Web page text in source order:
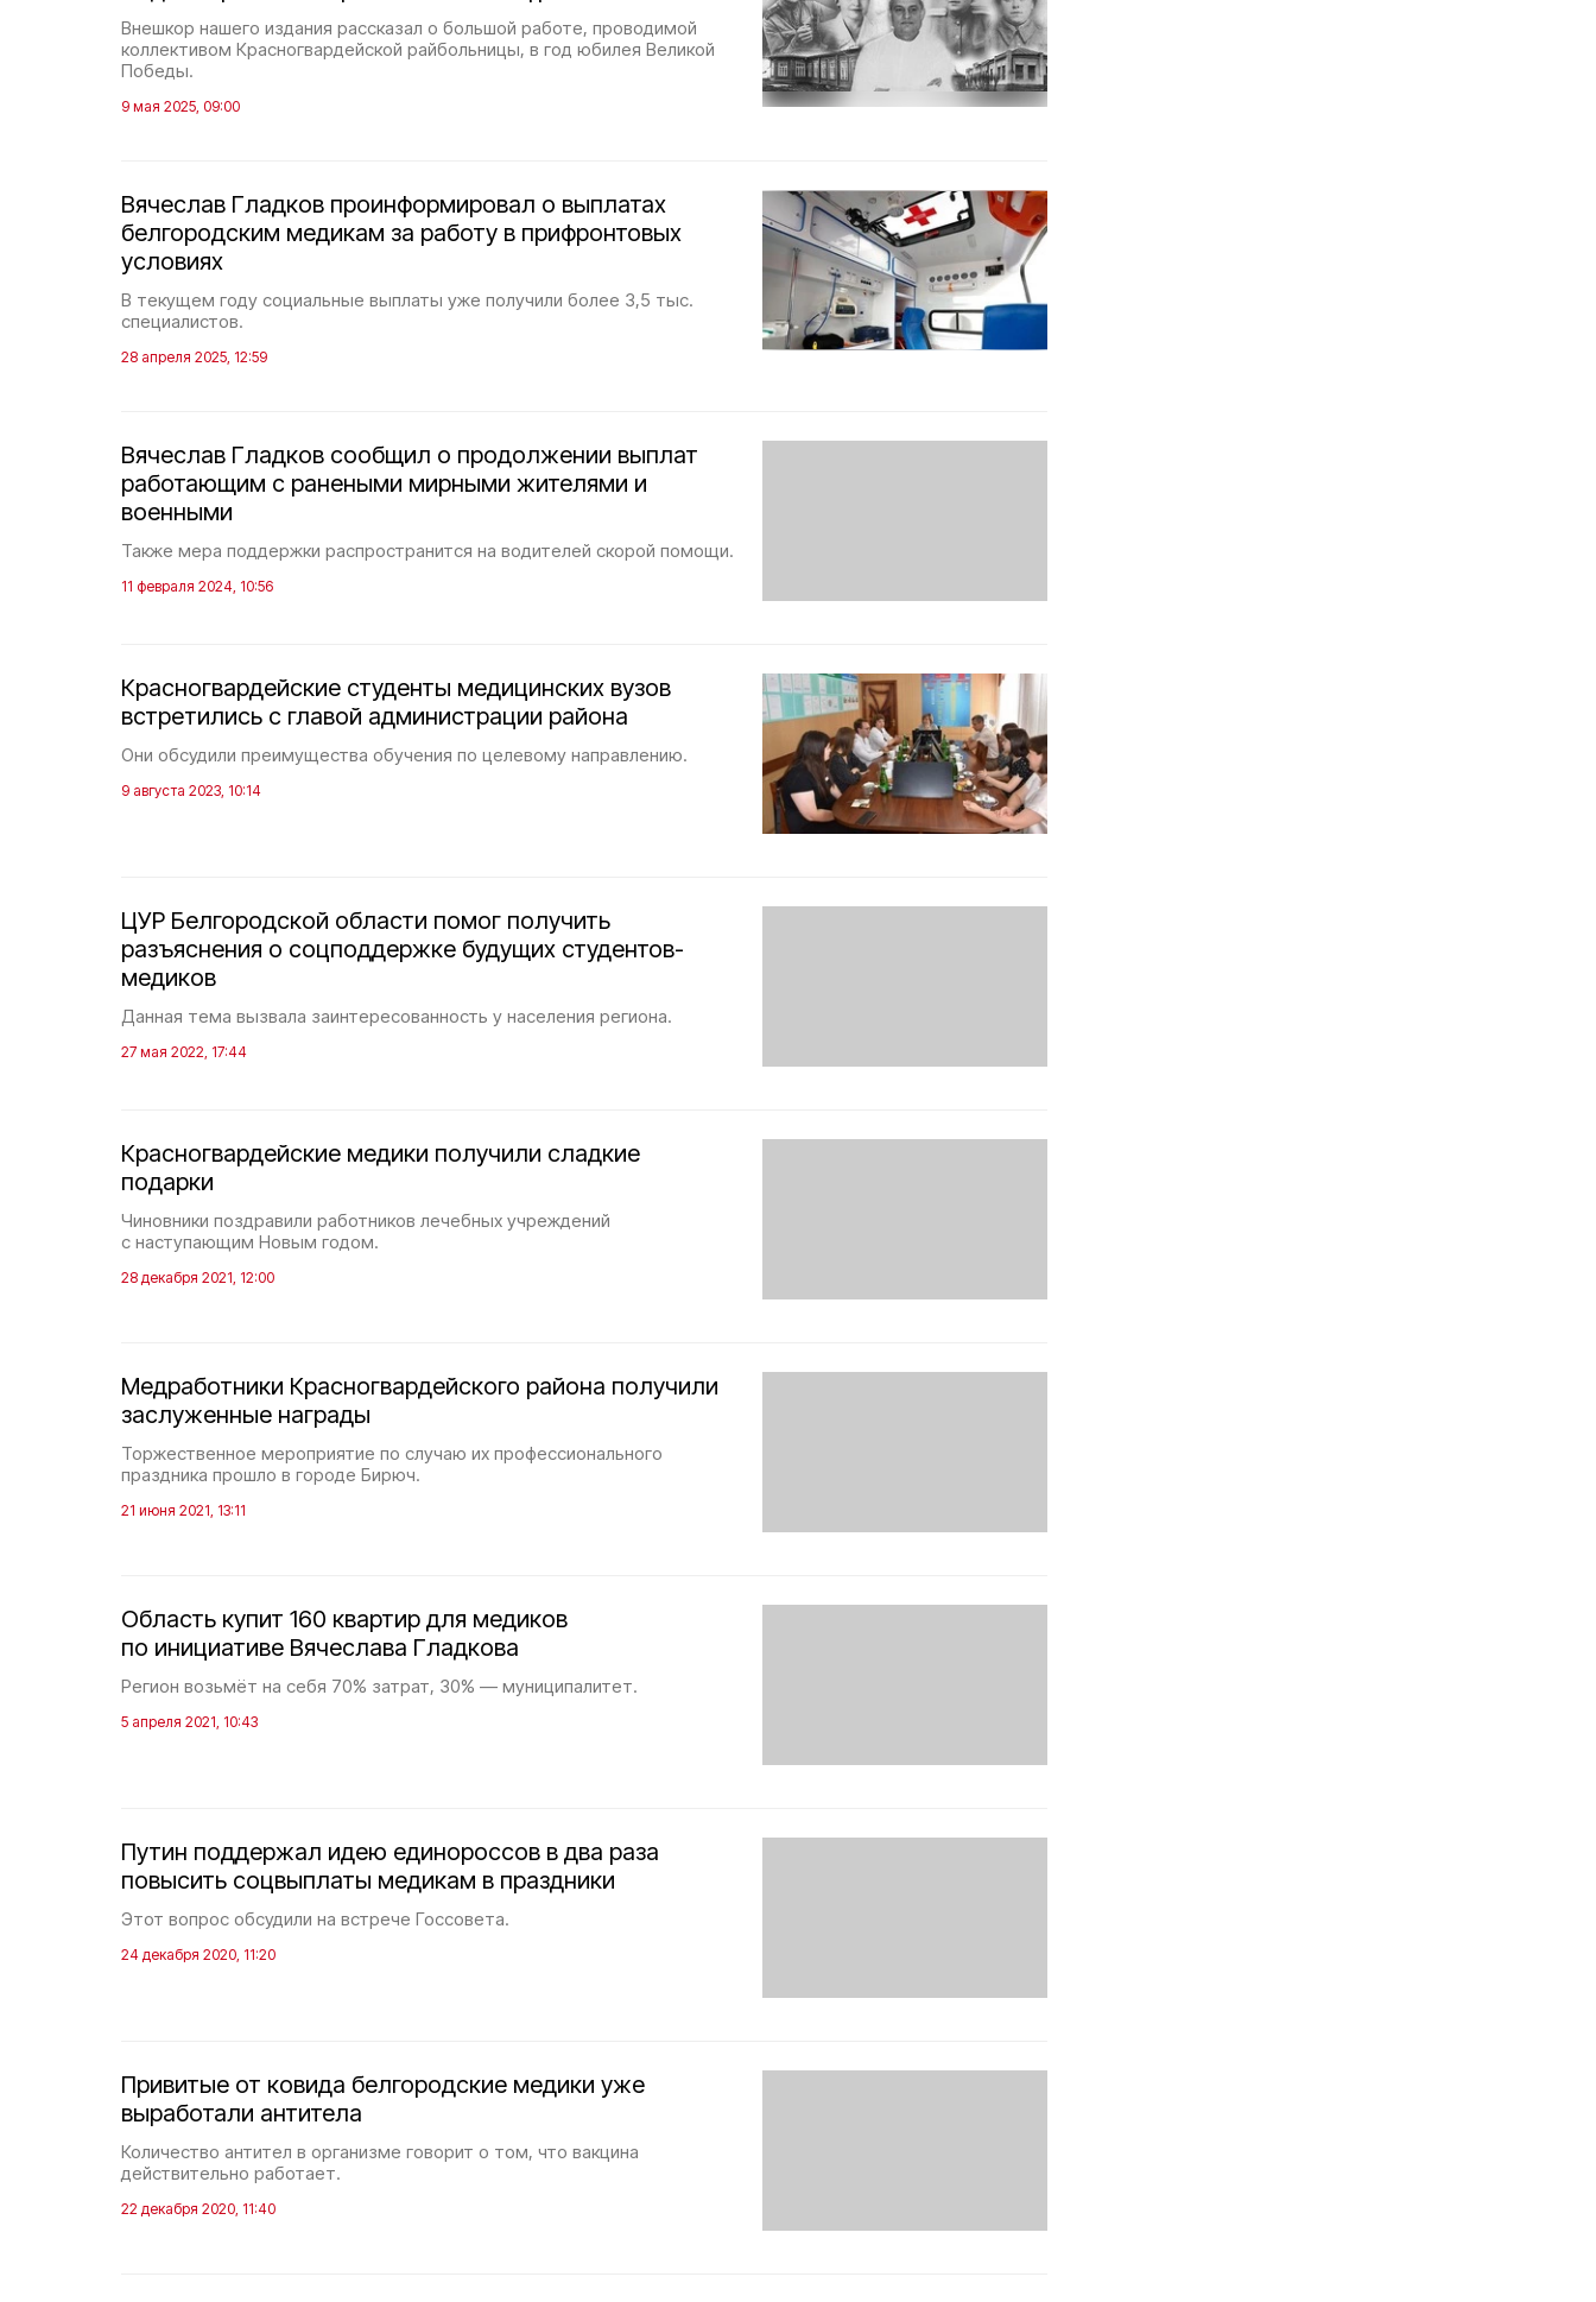
Внешкор нашего издания рассказал о большой работе, проводимой
коллективом Красногвардейской райбольницы, в год юбилея Великой
Победы.
9 мая 2025, 09:00
Вячеслав Гладков проинформировал о выплатах
белгородским медикам за работу в прифронтовых
условиях
В текущем году социальные выплаты уже получили более 3,5 тыс.
специалистов.
28 апреля 2025, 12:59
Вячеслав Гладков сообщил о продолжении выплат
работающим с ранеными мирными жителями и
военными
Также мера поддержки распространится на водителей скорой помощи.
11 февраля 2024, 10:56
Красногвардейские студенты медицинских вузов
встретились с главой администрации района
Они обсудили преимущества обучения по целевому направлению.
9 августа 2023, 10:14
ЦУР Белгородской области помог получить
разъяснения о соцподдержке будущих студентов-
медиков
Данная тема вызвала заинтересованность у населения региона.
27 мая 2022, 17:44
Красногвардейские медики получили сладкие
подарки
Чиновники поздравили работников лечебных учреждений
с наступающим Новым годом.
28 декабря 2021, 12:00
Медработники Красногвардейского района получили
заслуженные награды
Торжественное мероприятие по случаю их профессионального
праздника прошло в городе Бирюч.
21 июня 2021, 13:11
Область купит 160 квартир для медиков
по инициативе Вячеслава Гладкова
Регион возьмёт на себя 70% затрат, 30% — муниципалитет.
5 апреля 2021, 10:43
Путин поддержал идею единороссов в два раза
повысить соцвыплаты медикам в праздники
Этот вопрос обсудили на встрече Госсовета.
24 декабря 2020, 11:20
Привитые от ковида белгородские медики уже
выработали антитела
Количество антител в организме говорит о том, что вакцина
действительно работает.
22 декабря 2020, 11:40